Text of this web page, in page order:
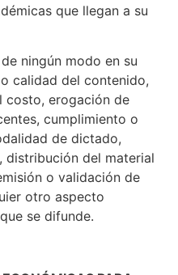
que llegan a su
ningún modo en su
calidad del contenido,
costo, erogación de
cumplimiento o
de dictado,
distribución del material
o validación de
otro aspecto
se difunde.